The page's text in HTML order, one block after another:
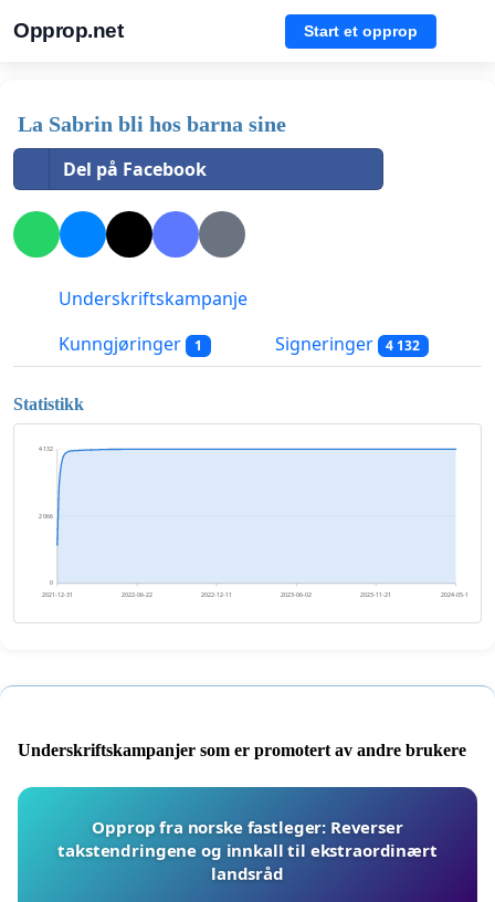
Opprop.net Start et opprop
La Sabrin bli hos barna sine
Del på Facebook
Underskriftskampanje
Kunngjøringer
1 Signeringer 4 132
Statistikk
0
2 066
4 132
2021-12-31 2022-06-22 2022-12-11 2023-06-02 2023-11-21 2024-05-12
Underskriftskampanjer som er promotert av andre brukere
Opprop fra norske fastleger: Reverser
takstendringene og innkall til ekstraordinært
landsråd